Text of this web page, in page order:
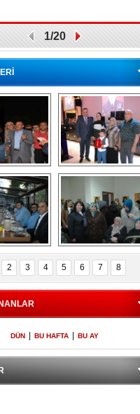
1/20
GAZZE
Kaymakamlıktan
iftar yemeği
NERGÜL
YILDIRIM SEÇİM
BÜROSUNU AÇTI
2 3 4 5 6 7 8
DÜN BU HAFTA BU AY